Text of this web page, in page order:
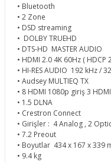
• Bluetooth
• 2 Zone
• DSD streaming
• DOLBY TRUEHD
• DTS-HD MASTER AUDIO
• HDMI 2.0 4K 60Hz ( HDCP
• HI-RES AUDIO 192 kHz /
• Audsey MULTIEQ TX
• 8 HDMI 1080p giriş 3
• 1.5 DLNA
• Crestron Connect
• Girişler : 4 Analog , 2
• 7.2 Preout
• Boyutlar 434 x 167 x 339
• 9.4 kg